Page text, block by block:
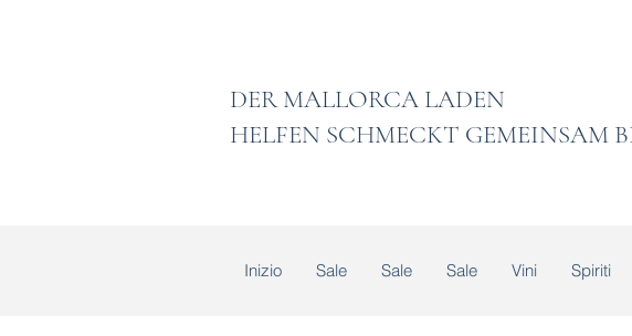
DER MALLORCA LADEN
HELFEN SCHMECKT GEMEINSAM
Inizio Sale Sale Sale Vini Spiriti